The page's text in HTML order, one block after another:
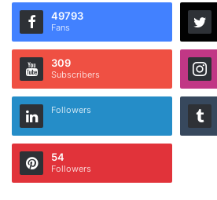
49793
Fans
309
Subscribers
Followers
54
Followers